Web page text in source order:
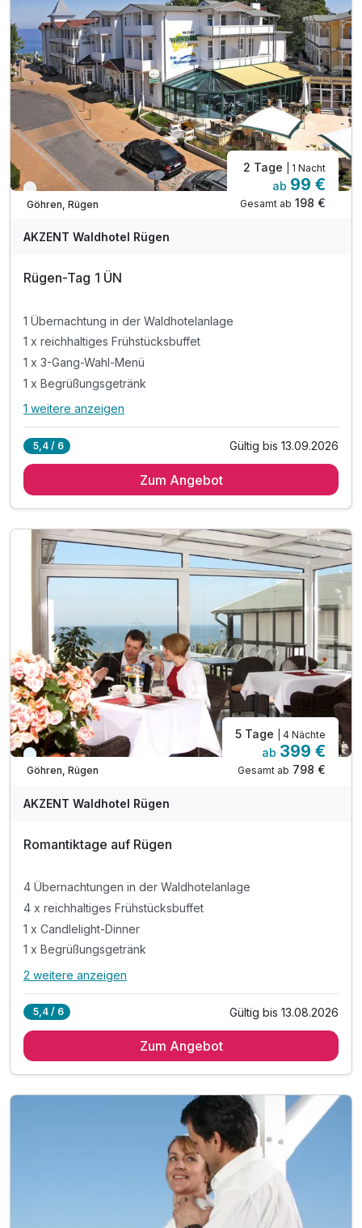
Nur noch bis September
Göhren, Rügen
2 Tage | 1 Nacht
ab 99 €
Gesamt ab 198 €
AKZENT Waldhotel Rügen
Rügen-Tag 1 ÜN
1 Übernachtung in der Waldhotelanlage
1 x reichhaltiges Frühstücksbuffet
1 x 3-Gang-Wahl-Menü
1 x Begrüßungsgetränk
Alle Inklusivleistungen
1 x reichhaltiges Frühstücksbuffet
inkl. WLAN Nutzung
1 weitere anzeigen
5,4 / 6 Gültig bis 13.09.2026
Zum Angebot
Kurzfristig verfügbar
Göhren, Rügen
5 Tage | 4 Nächte
ab 399 €
Gesamt ab 798 €
AKZENT Waldhotel Rügen
Romantiktage auf Rügen
4 Übernachtungen in der Waldhotelanlage
4 x reichhaltiges Frühstücksbuffet
1 x Candlelight-Dinner
1 x Begrüßungsgetränk
Alle Inklusivleistungen
4 x reichhaltiges Frühstücksbuffet
inkl. Nutzung des Schwimmbades
2 weitere anzeigen
5,4 / 6 Gültig bis 13.08.2026
Zum Angebot